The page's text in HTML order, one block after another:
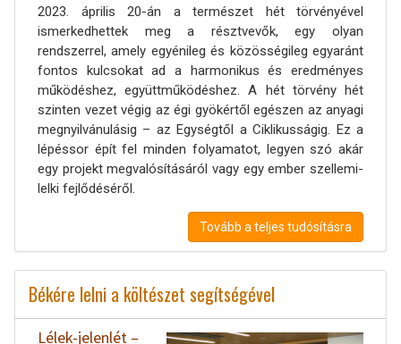
2023. április 20-án a természet hét törvényével
ismerkedhettek meg a résztvevők, egy olyan
rendszerrel, amely egyénileg és közösségileg egyaránt
fontos kulcsokat ad a harmonikus és eredményes
működéshez, együttműködéshez. A hét törvény hét
szinten vezet végig az égi gyökértől egészen az anyagi
megnyilvánulásig – az Egységtől a Ciklikusságig. Ez a
lépéssor épít fel minden folyamatot, legyen szó akár
egy projekt megvalósításáról vagy egy ember szellemi-
lelki fejlődéséről.
Tovább a teljes tudósításra
Békére lelni a költészet segítségével
Lélek-jelenlét –